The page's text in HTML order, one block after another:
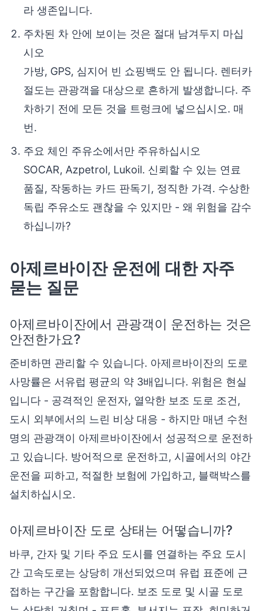
라 생존입니다.
주차된 차 안에 보이는 것은 절대 남겨두지 마십
시오
가방, GPS, 심지어 빈 쇼핑백도 안 됩니다. 렌터카
절도는 관광객을 대상으로 흔하게 발생합니다. 주
차하기 전에 모든 것을 트렁크에 넣으십시오. 매
번.
주요 체인 주유소에서만 주유하십시오
SOCAR, Azpetrol, Lukoil. 신뢰할 수 있는 연료
품질, 작동하는 카드 판독기, 정직한 가격. 수상한
독립 주유소도 괜찮을 수 있지만 - 왜 위험을 감수
하십니까?
아제르바이잔 운전에 대한 자주
묻는 질문
아제르바이잔에서 관광객이 운전하는 것은
안전한가요?
준비하면 관리할 수 있습니다. 아제르바이잔의 도로
사망률은 서유럽 평균의 약 3배입니다. 위험은 현실
입니다 - 공격적인 운전자, 열악한 보조 도로 조건,
도시 외부에서의 느린 비상 대응 - 하지만 매년 수천
명의 관광객이 아제르바이잔에서 성공적으로 운전하
고 있습니다. 방어적으로 운전하고, 시골에서의 야간
운전을 피하고, 적절한 보험에 가입하고, 블랙박스를
설치하십시오.
아제르바이잔 도로 상태는 어떻습니까?
바쿠, 간자 및 기타 주요 도시를 연결하는 주요 도시
간 고속도로는 상당히 개선되었으며 유럽 표준에 근
접하는 구간을 포함합니다. 보조 도로 및 시골 도로